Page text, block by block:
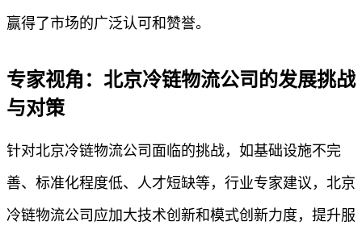
赢得了市场的广泛认可和赞誉。
专家视角：北京冷链物流公司的发展挑战
与对策
针对北京冷链物流公司面临的挑战，如基础设施不完
善、标准化程度低、人才短缺等，行业专家建议，北京
冷链物流公司应加大技术创新和模式创新力度，提升服